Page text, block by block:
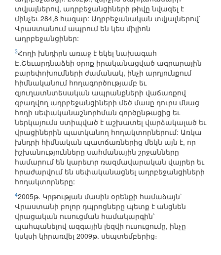
տվյալներով, ադրբեջանցիների թիվը նվազել է
մինչեւ 284,8 հազար: Ադրբեջանական տվյալներով`
Վրաստանում ապրում են կես միլիոն
ադրբեջանցիներ:
3Հողի խնդիրն առաջ է եկել նախագահ
Է.Շեւարդնաձեի օրոք իրականացված ագրարային
բարեփոխումների ժամանակ, ինչի արդյունքում
հիմնականում հողագործությամբ եւ
գյուղատնտեսական ապրանքների վաճառքով
զբաղվող ադրբեջանցիների մեծ մասը դուրս մնաց
հողի սեփականաշնորհման գործընթացից եւ
ներկայումս ստիպված է աշխատել վարձակալած եւ
վրացիներին պատկանող հողակտորներում: Առկա
խնդրի հիմնական պատճառներից մեկն այն է, որ
իշխանությունները սահմանային շրջանները
համարում են կարեւոր ռազմավարական վայրեր եւ
հրաժարվում են սեփականացնել ադրբեջանցիների
հողակտորները:
42005թ. Կրթության մասին օրենքի համաձայն`
Վրաստանի բոլոր դպրոցները պետք է անցնեն
վրացական ուսուցման համակարգին՝
պահպանելով ազգային լեզվի ուսուցումը, ինչը
կսկսի կիրառվել 2009թ. սեպտեմբերից։